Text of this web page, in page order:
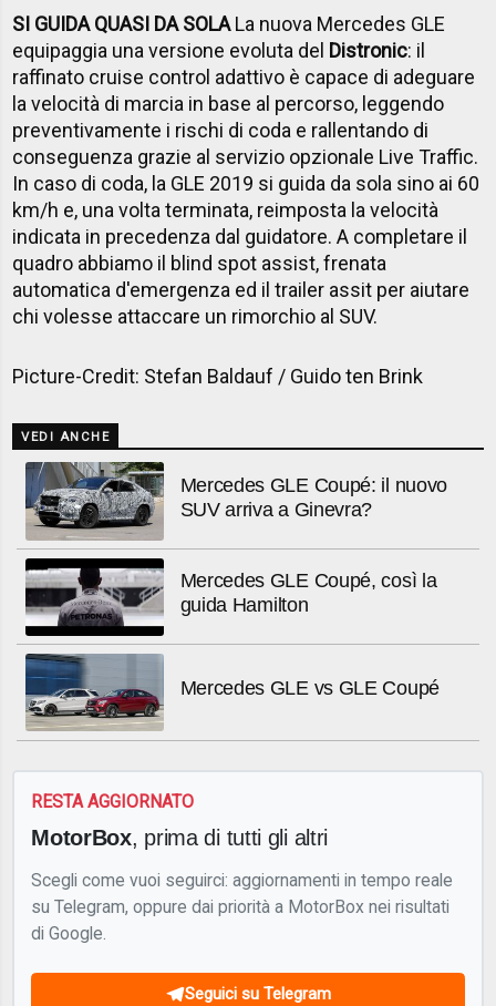
SI GUIDA QUASI DA SOLALa nuova Mercedes GLE
equipaggia una versione evoluta del Distronic: il
raffinato cruise control adattivo è capace di adeguare
la velocità di marcia in base al percorso, leggendo
preventivamente i rischi di coda e rallentando di
conseguenza grazie al servizio opzionale Live Traffic.
In caso di coda, la GLE 2019 si guida da sola sino ai 60
km/h e, una volta terminata, reimposta la velocità
indicata in precedenza dal guidatore. A completare il
quadro abbiamo il blind spot assist, frenata
automatica d'emergenza ed il trailer assit per aiutare
chi volesse attaccare un rimorchio al SUV.
Picture-Credit: Stefan Baldauf / Guido ten Brink
VEDI ANCHE
Mercedes GLE Coupé: il nuovo
SUV arriva a Ginevra?
Mercedes GLE Coupé, così la
guida Hamilton
Mercedes GLE vs GLE Coupé
RESTA AGGIORNATO
MotorBox, prima di tutti gli altri
Scegli come vuoi seguirci: aggiornamenti in tempo reale
su Telegram, oppure dai priorità a MotorBox nei risultati
di Google.
Seguici su Telegram